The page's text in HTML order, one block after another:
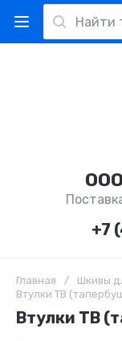
+7
Главная / Шкивы
Втулки TB
Втулки TB